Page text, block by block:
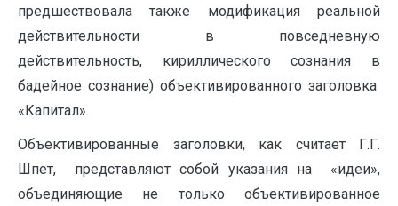
предшествовала также модификация реальной
действительности в повседневную
действительность, кириллического сознания в
бадейное сознание) объективированного заголовка
«Капитал».
Объективированные заголовки, как считает Г.Г.
Шпет, представляют собой указания на «идеи»,
объединяющие не только объективированное